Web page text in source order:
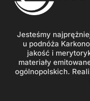
Jesteśmy
u podnóża
jakość i
materiały
ogólnopolskich.